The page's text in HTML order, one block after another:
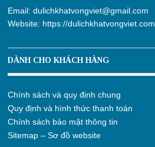
Email:dulichkhatvongviet@gmail.com
Website: https://dulichkhatvongviet.com
DÀNH CHO KHÁCH HÀNG
Chính sách và quy định chung
Quy định và hình thức thanh toán
Chính sách bảo mật thông tin
Sitemap – Sơ đồ website